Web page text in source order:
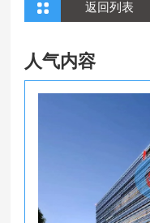
返回列表
人气内容